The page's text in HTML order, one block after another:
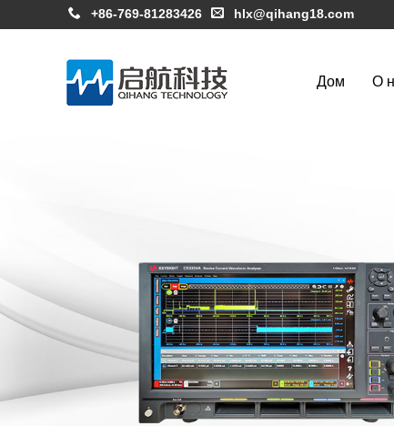
+86-769-81283426 hlx@qihang18.com
Дом О